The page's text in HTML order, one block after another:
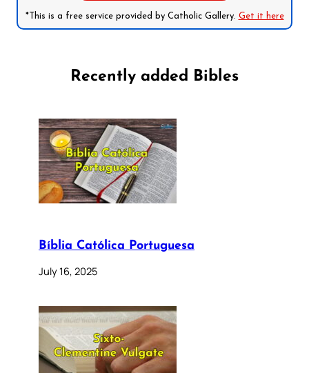
*This is a free service provided by Catholic Gallery. Get it here
Recently added Bibles
Bíblia Católica Portuguesa
July 16, 2025